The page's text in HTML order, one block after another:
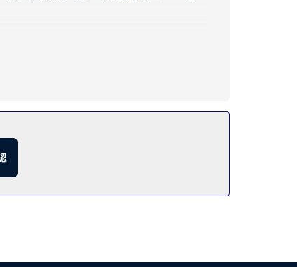
、高級寝具が付いています。42 インチのス
サイクリングツアー案内所、駐輪場もご利